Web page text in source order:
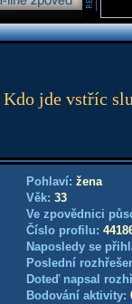
Kdo jde vstříc
Pohlaví: žena
Věk: 33
Ve zpovědnici
Číslo profilu:
Naposledy se
Poslední
Doteď napsal
Bodování aktivity: